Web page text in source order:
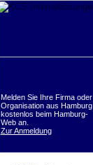
Melden Sie Ihre Firma oder
Organisation aus Hamburg
kostenlos beim Hamburg-
Web an.
Zur Anmeldung